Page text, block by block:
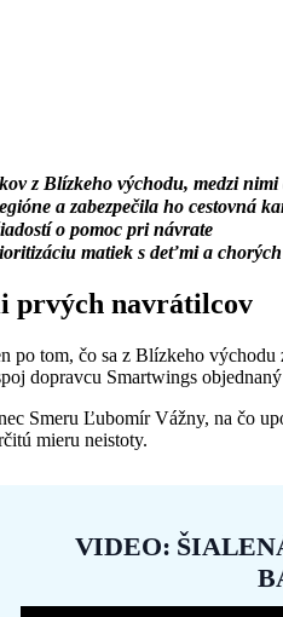
z Blízkeho východu, medzi nimi
a zabezpečila ho cestovná
o pomoc pri návrate
matiek s deťmi a chorých
prvých navrátilcov
po tom, čo sa z Blízkeho
dopravcu Smartwings
Smeru Ľubomír Vážny, na čo
mieru neistoty.
VIDEO: